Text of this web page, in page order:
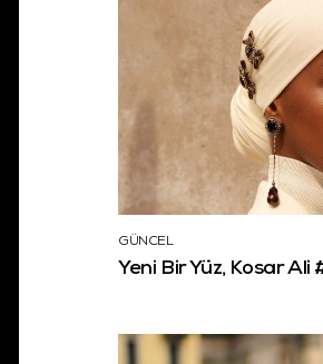
GÜNCEL
Yeni Bir Yüz, Kosar Ali